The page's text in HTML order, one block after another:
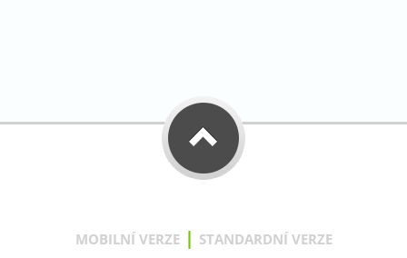
MOBILNÍ VERZE | STANDARDNÍ VERZE